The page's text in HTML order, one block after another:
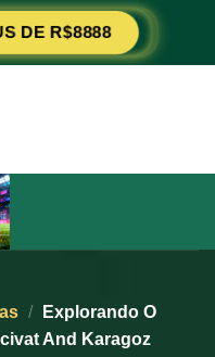
DE R$8888
/
Explorando O
And Karagoz